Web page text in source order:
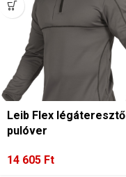
Leib Flex légáteresztő
pulóver
14 605 Ft